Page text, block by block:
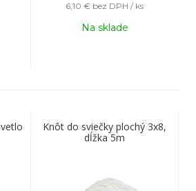
6,10 € bez DPH / ks
Na sklade
Knôt do sviečky plochý 3x8,
dĺžka 5m